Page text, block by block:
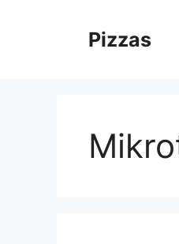
Pizzas